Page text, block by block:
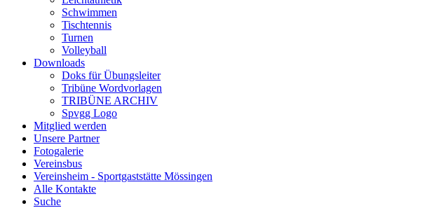
Schwimmen
Tischtennis
Turnen
Volleyball
Downloads
Doks für Übungsleiter
Tribüne Wordvorlagen
TRIBÜNE ARCHIV
Spvgg Logo
Mitglied werden
Unsere Partner
Fotogalerie
Vereinsbus
Vereinsheim - Sportgaststätte Mössingen
Alle Kontakte
Suche